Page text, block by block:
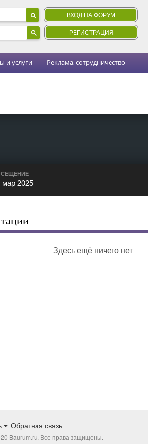
ВХОД НА ФОРУМ
РЕГИСТРАЦИЯ
и услуги Реклама, сотрудничество
мар 2025
Здесь ещё ничего нет
Обратная связь
Baurum.ru. Все права защищены.